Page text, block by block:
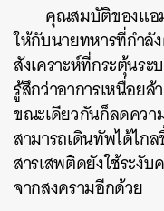
คุณสมบัติของแอ
ให้กับนายทหารที่กำลั
สังเคราะห์ที่กระตุ้นร
รู้สึกว่าอาการเหนื่อย
ขณะเดียวกันก็ลดควา
สามารถเดินทัพได้ไก
สารเสพติดยังใช้ระงั
จากสงครามอีกด้วย